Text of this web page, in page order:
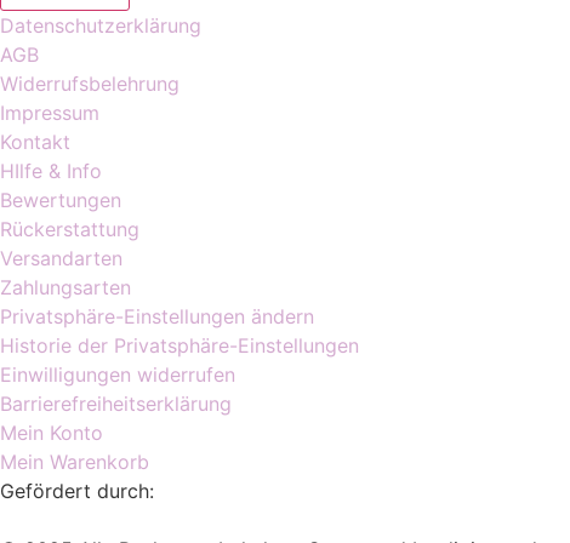
Datenschutzerklärung
AGB
Widerrufsbelehrung
Impressum
Kontakt
HIlfe & Info
Bewertungen
Rückerstattung
Versandarten
Zahlungsarten
Privatsphäre-Einstellungen ändern
Historie der Privatsphäre-Einstellungen
Einwilligungen widerrufen
Barrierefreiheitserklärung
Mein Konto
Mein Warenkorb
Gefördert durch: